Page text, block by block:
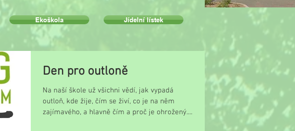
Den pro outloně
Na naší škole už všichni vědí, jak vypadá
outloň, kde žije, čím se živí, co je na něm
zajímavého, a hlavně čím a proč je ohrožený....
Ekoškola Jídelní lístek